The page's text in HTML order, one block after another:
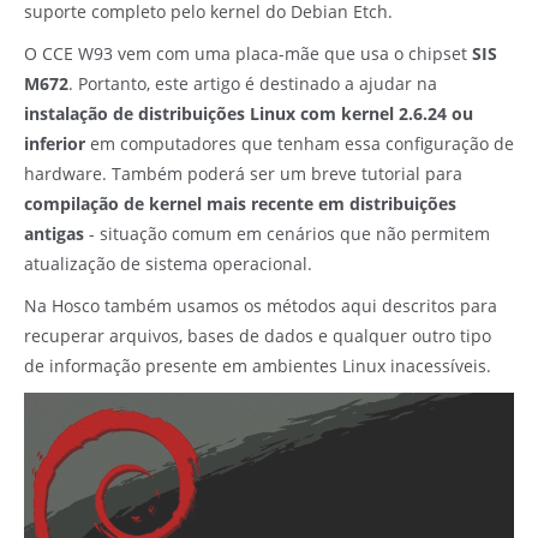
suporte completo pelo kernel do Debian Etch.
O CCE W93 vem com uma placa-mãe que usa o chipset SIS
M672. Portanto, este artigo é destinado a ajudar na
instalação de distribuições Linux com kernel 2.6.24 ou
inferior em computadores que tenham essa configuração de
hardware. Também poderá ser um breve tutorial para
compilação de kernel mais recente em distribuições
antigas - situação comum em cenários que não permitem
atualização de sistema operacional.
Na Hosco também usamos os métodos aqui descritos para
recuperar arquivos, bases de dados e qualquer outro tipo
de informação presente em ambientes Linux inacessíveis.